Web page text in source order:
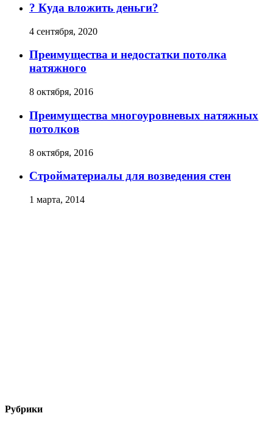
? Куда вложить деньги?
4 сентября, 2020
Преимущества и недостатки потолка
натяжного
8 октября, 2016
Преимущества многоуровневых натяжных
потолков
8 октября, 2016
Стройматериалы для возведения стен
1 марта, 2014
Рубрики